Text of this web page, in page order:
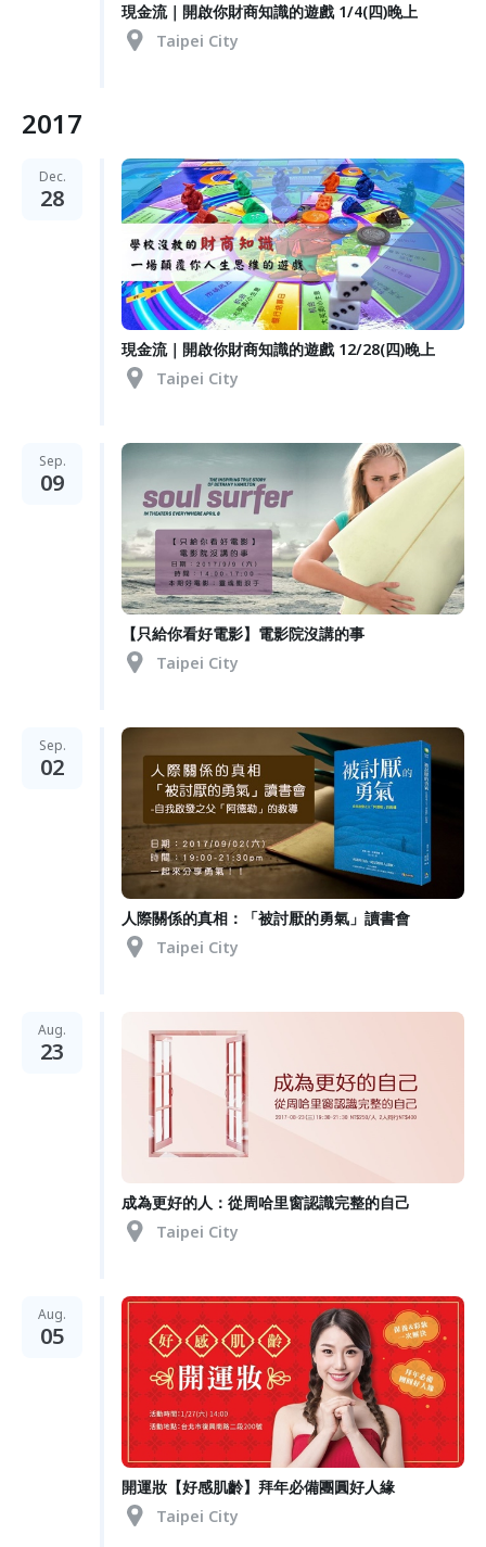
現金流｜開啟你財商知識的遊戲 1/4(四)晚上
Taipei City
2017
Dec.
28
現金流｜開啟你財商知識的遊戲 12/28(四)晚上
Taipei City
Sep.
09
【只給你看好電影】電影院沒講的事
Taipei City
Sep.
02
人際關係的真相：「被討厭的勇氣」讀書會
Taipei City
Aug.
23
成為更好的人：從周哈里窗認識完整的自己
Taipei City
Aug.
05
開運妝【好感肌齡】拜年必備團圓好人緣
Taipei City